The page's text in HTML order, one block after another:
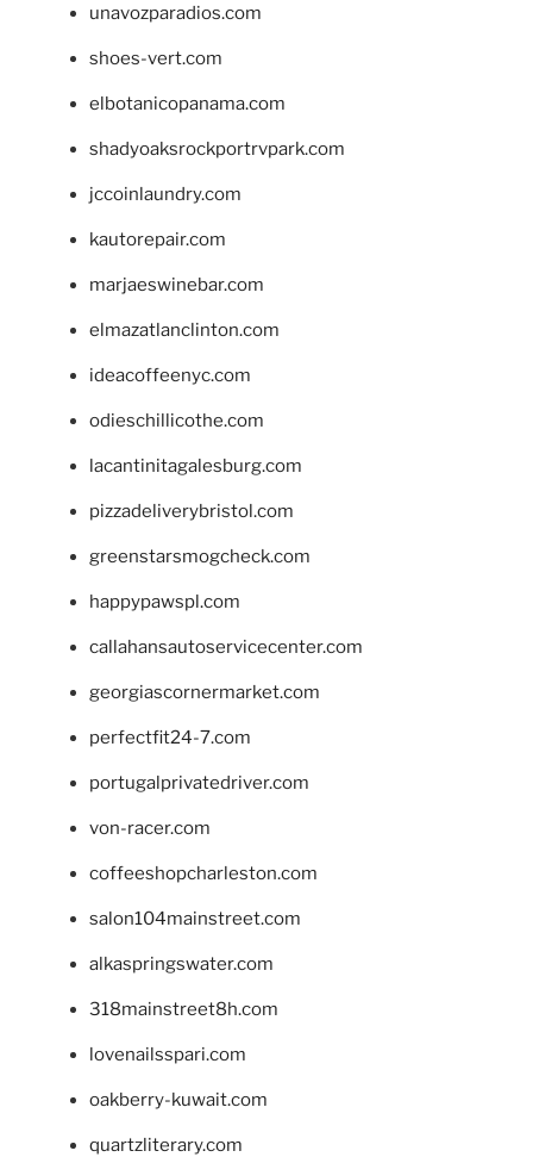
unavozparadios.com
shoes-vert.com
elbotanicopanama.com
shadyoaksrockportrvpark.com
jccoinlaundry.com
kautorepair.com
marjaeswinebar.com
elmazatlanclinton.com
ideacoffeenyc.com
odieschillicothe.com
lacantinitagalesburg.com
pizzadeliverybristol.com
greenstarsmogcheck.com
happypawspl.com
callahansautoservicecenter.com
georgiascornermarket.com
perfectfit24-7.com
portugalprivatedriver.com
von-racer.com
coffeeshopcharleston.com
salon104mainstreet.com
alkaspringswater.com
318mainstreet8h.com
lovenailsspari.com
oakberry-kuwait.com
quartzliterary.com